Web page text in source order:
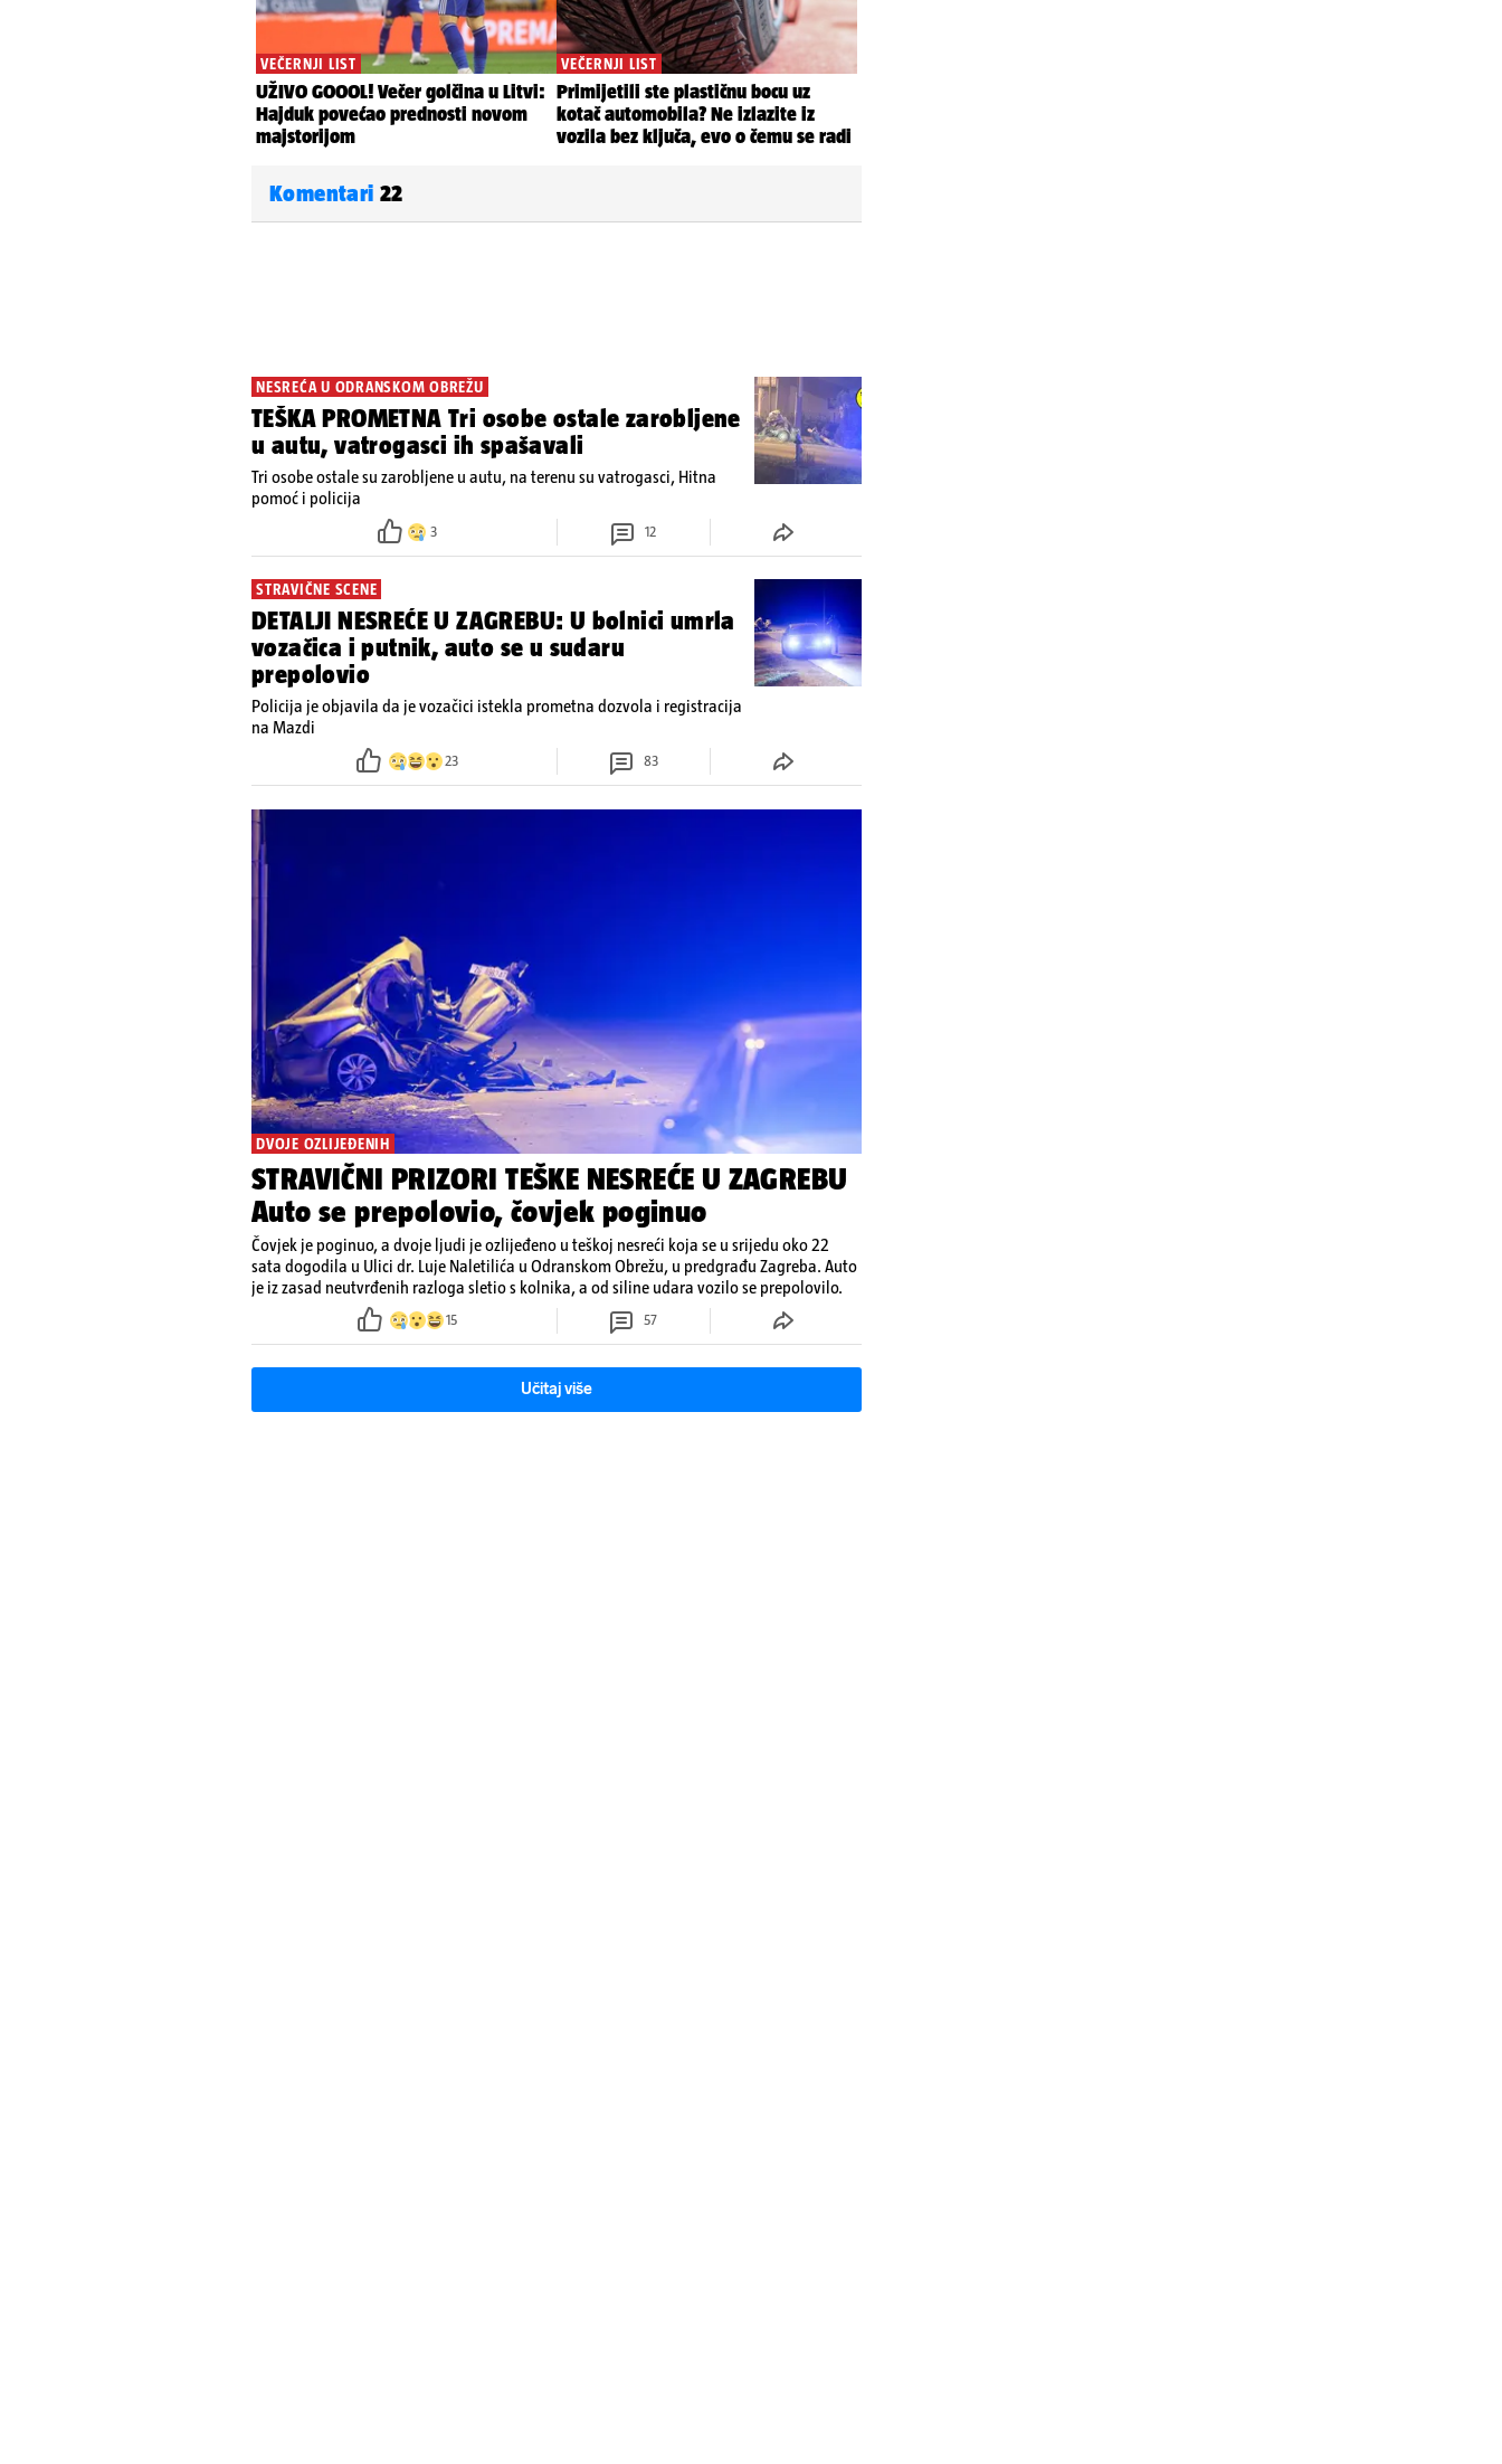
Komentari 22
NESREĆA U ODRANSKOM OBREŽU
TEŠKA PROMETNA Tri osobe ostale zarobljene
u autu, vatrogasci ih spašavali
Tri osobe ostale su zarobljene u autu, na terenu su vatrogasci, Hitna
pomoć i policija
3 12
STRAVIČNE SCENE
DETALJI NESREĆE U ZAGREBU: U bolnici umrla
vozačica i putnik, auto se u sudaru
prepolovio
Policija je objavila da je vozačici istekla prometna dozvola i registracija
na Mazdi
23 83
DVOJE OZLIJEĐENIH
STRAVIČNI PRIZORI TEŠKE NESREĆE U ZAGREBU
Auto se prepolovio, čovjek poginuo
Čovjek je poginuo, a dvoje ljudi je ozlijeđeno u teškoj nesreći koja se u srijedu oko 22
sata dogodila u Ulici dr. Luje Naletilića u Odranskom Obrežu, u predgrađu Zagreba. Auto
je iz zasad neutvrđenih razloga sletio s kolnika, a od siline udara vozilo se prepolovilo.
15 57
Učitaj više